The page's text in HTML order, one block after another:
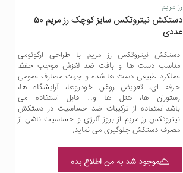
رز مریم
دستکش نیتروتکس سایز کوچک رز مریم 50
عددی
دستکش نیتروتکس رز مریم با طراحی ارگونومی
مناسب دست ها و بافت ضد لغزش موجب حفظ
عملکرد طبیعی دست ها شده و جهت مصارف عمومی
حرفه ای، تعویض روغن خودروها، آرایشگاه ها،
رستوران ها، هتل ها و... قابل استفاده می
باشد.استفاده از ترکیبات ضد حساسیت در دستکش
نیتروتکس رز مریم از بروز آلرژی و حساسیت ناشی از
مصرف دستکش جلوگیری می نماید.
موجود شد به من اطلاع بده